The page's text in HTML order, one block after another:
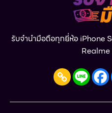
รับจำนำมือถือทุกยี่ห้อ iPhone
Realme